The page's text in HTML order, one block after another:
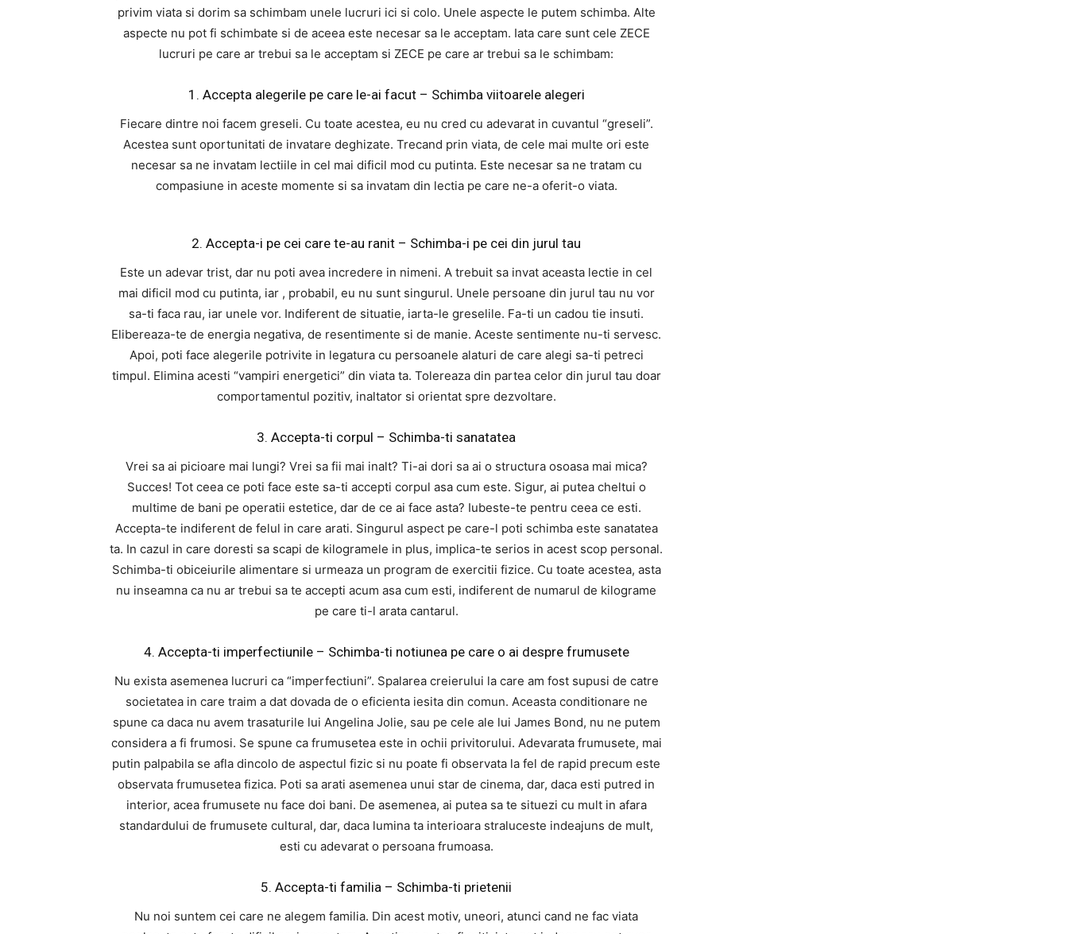
privim viata si dorim sa schimbam unele lucruri ici si colo. Unele aspecte le putem schimba. Alte
aspecte nu pot fi schimbate si de aceea este necesar sa le acceptam. Iata care sunt cele ZECE
lucruri pe care ar trebui sa le acceptam si ZECE pe care ar trebui sa le schimbam:
1. Accepta alegerile pe care le-ai facut – Schimba viitoarele alegeri
Fiecare dintre noi facem greseli. Cu toate acestea, eu nu cred cu adevarat in cuvantul “greseli”.
Acestea sunt oportunitati de invatare deghizate. Trecand prin viata, de cele mai multe ori este
necesar sa ne invatam lectiile in cel mai dificil mod cu putinta. Este necesar sa ne tratam cu
compasiune in aceste momente si sa invatam din lectia pe care ne-a oferit-o viata.
2. Accepta-i pe cei care te-au ranit – Schimba-i pe cei din jurul tau
Este un adevar trist, dar nu poti avea incredere in nimeni. A trebuit sa invat aceasta lectie in cel
mai dificil mod cu putinta, iar , probabil, eu nu sunt singurul. Unele persoane din jurul tau nu vor
sa-ti faca rau, iar unele vor. Indiferent de situatie, iarta-le greselile. Fa-ti un cadou tie insuti.
Elibereaza-te de energia negativa, de resentimente si de manie. Aceste sentimente nu-ti servesc.
Apoi, poti face alegerile potrivite in legatura cu persoanele alaturi de care alegi sa-ti petreci
timpul. Elimina acesti “vampiri energetici” din viata ta. Tolereaza din partea celor din jurul tau doar
comportamentul pozitiv, inaltator si orientat spre dezvoltare.
3. Accepta-ti corpul – Schimba-ti sanatatea
Vrei sa ai picioare mai lungi? Vrei sa fii mai inalt? Ti-ai dori sa ai o structura osoasa mai mica?
Succes! Tot ceea ce poti face este sa-ti accepti corpul asa cum este. Sigur, ai putea cheltui o
multime de bani pe operatii estetice, dar de ce ai face asta? Iubeste-te pentru ceea ce esti.
Accepta-te indiferent de felul in care arati. Singurul aspect pe care-l poti schimba este sanatatea
ta. In cazul in care doresti sa scapi de kilogramele in plus, implica-te serios in acest scop personal.
Schimba-ti obiceiurile alimentare si urmeaza un program de exercitii fizice. Cu toate acestea, asta
nu inseamna ca nu ar trebui sa te accepti acum asa cum esti, indiferent de numarul de kilograme
pe care ti-l arata cantarul.
4. Accepta-ti imperfectiunile – Schimba-ti notiunea pe care o ai despre frumusete
Nu exista asemenea lucruri ca “imperfectiuni”. Spalarea creierului la care am fost supusi de catre
societatea in care traim a dat dovada de o eficienta iesita din comun. Aceasta conditionare ne
spune ca daca nu avem trasaturile lui Angelina Jolie, sau pe cele ale lui James Bond, nu ne putem
considera a fi frumosi. Se spune ca frumusetea este in ochii privitorului. Adevarata frumusete, mai
putin palpabila se afla dincolo de aspectul fizic si nu poate fi observata la fel de rapid precum este
observata frumusetea fizica. Poti sa arati asemenea unui star de cinema, dar, daca esti putred in
interior, acea frumusete nu face doi bani. De asemenea, ai putea sa te situezi cu mult in afara
standardului de frumusete cultural, dar, daca lumina ta interioara straluceste indeajuns de mult,
esti cu adevarat o persoana frumoasa.
5. Accepta-ti familia – Schimba-ti prietenii
Nu noi suntem cei care ne alegem familia. Din acest motiv, uneori, atunci cand ne fac viata